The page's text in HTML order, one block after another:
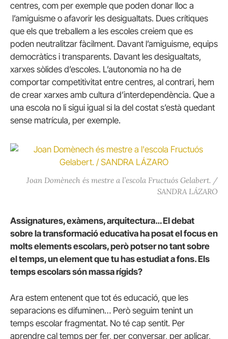
centres, com per exemple que poden donar lloc a
l’amiguisme o afavorir les desigualtats. Dues crítiques
que els que treballem a les escoles creiem que es
poden neutralitzar fàcilment. Davant l’amiguisme, equips
democràtics i transparents. Davant les desigualtats,
xarxes sòlides d’escoles. L’autonomia no ha de
comportar competitivitat entre centres, al contrari, hem
de crear xarxes amb cultura d’interdependència. Que a
una escola no li sigui igual si la del costat s’està quedant
sense matrícula, per exemple.
Joan Domènech és mestre a l’escola Fructuós Gelabert. /
SANDRA LÁZARO
Assignatures, exàmens, arquitectura… El debat
sobre la transformació educativa ha posat el focus en
molts elements escolars, però potser no tant sobre
el temps, un element que tu has estudiat a fons. Els
temps escolars són massa rígids?
Ara estem entenent que tot és educació, que les
separacions es difuminen… Però seguim tenint un
temps escolar fragmentat. No té cap sentit. Per
aprendre cal temps per fer, per conversar, per aplicar,